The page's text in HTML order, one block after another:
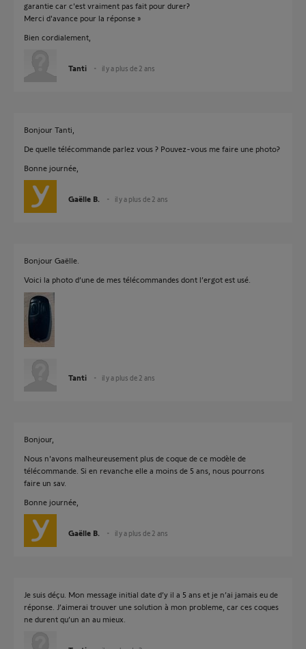
garantie car c'est vraiment pas fait pour durer?
Merci d'avance pour la réponse »
Bien cordialement,
Tanti il y a plus de 2 ans
Bonjour Tanti,
De quelle télécommande parlez vous ? Pouvez-vous me faire une photo?
Bonne journée,
Gaëlle B. il y a plus de 2 ans
Bonjour Gaëlle.
Voici la photo d’une de mes télécommandes dont l’ergot est usé.
Tanti il y a plus de 2 ans
Bonjour,
Nous n'avons malheureusement plus de coque de ce modèle de
télécommande. Si en revanche elle a moins de 5 ans, nous pourrons
faire un sav.
Bonne journée,
Gaëlle B. il y a plus de 2 ans
Je suis déçu. Mon message initial date d’y il a 5 ans et je n’ai jamais eu de
réponse. J’aimerai trouver une solution à mon probleme, car ces coques
ne durent qu’un an au mieux.